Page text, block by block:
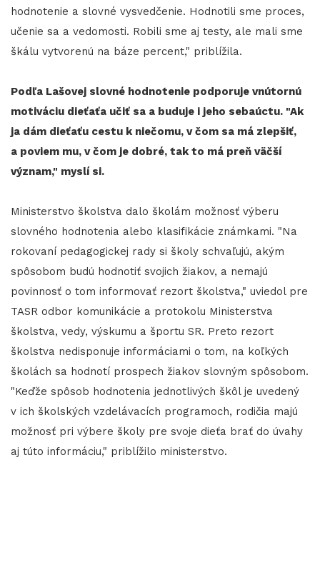
hodnotenie a slovné vysvedčenie. Hodnotili sme proces,
učenie sa a vedomosti. Robili sme aj testy, ale mali sme
škálu vytvorenú na báze percent," priblížila.
Podľa Lašovej slovné hodnotenie podporuje vnútornú
motiváciu dieťaťa učiť sa a buduje i jeho sebaúctu. "Ak
ja dám dieťaťu cestu k niečomu, v čom sa má zlepšiť,
a poviem mu, v čom je dobré, tak to má preň väčší
význam," myslí si.
Ministerstvo školstva dalo školám možnosť výberu
slovného hodnotenia alebo klasifikácie známkami. "Na
rokovaní pedagogickej rady si školy schvaľujú, akým
spôsobom budú hodnotiť svojich žiakov, a nemajú
povinnosť o tom informovať rezort školstva," uviedol pre
TASR odbor komunikácie a protokolu Ministerstva
školstva, vedy, výskumu a športu SR. Preto rezort
školstva nedisponuje informáciami o tom, na koľkých
školách sa hodnotí prospech žiakov slovným spôsobom.
"Keďže spôsob hodnotenia jednotlivých škôl je uvedený
v ich školských vzdelávacích programoch, rodičia majú
možnosť pri výbere školy pre svoje dieťa brať do úvahy
aj túto informáciu," priblížilo ministerstvo.